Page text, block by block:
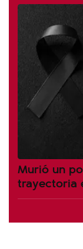
Murió un
trayectoria